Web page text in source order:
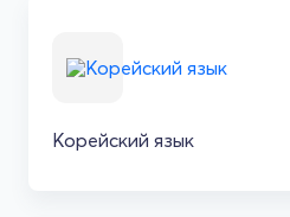
Корейский язык